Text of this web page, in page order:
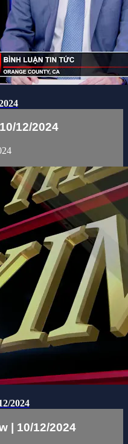
12/2024
2024
| 10/12/2024